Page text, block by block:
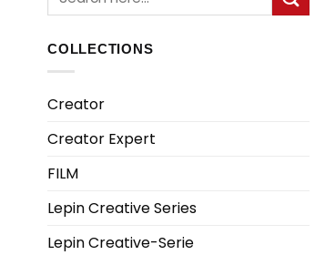
nach:
COLLECTIONS
Creator
Creator Expert
FILM
Lepin Creative Series
Lepin Creative-Serie